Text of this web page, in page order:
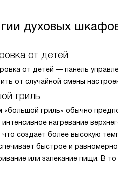
духовых
от детей
от детей — панель
от случайной смены
гриль
«большой гриль» обычно
интенсивное нагревание
что создает более высокую
быстрое и
или запекание пищи. В то